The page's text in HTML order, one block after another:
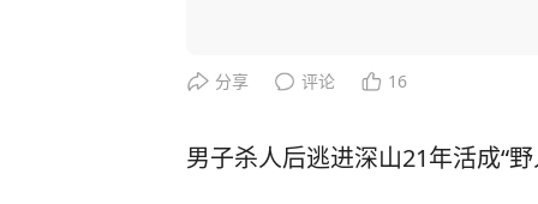
预想，变成西方。而且，中国永远
民"，美国则是"人民服务于经济"，
分享 评论 16
男子杀人后逃进深山21年活成“野